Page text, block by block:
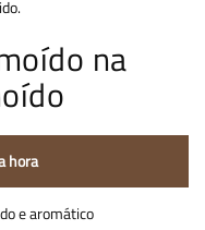
na
hora
e aromático